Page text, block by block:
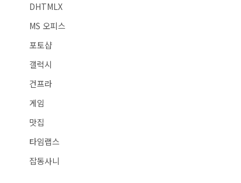
DHTMLX
MS 오피스
포토샵
갤럭시
건프라
게임
맛집
타임랩스
잡동사니